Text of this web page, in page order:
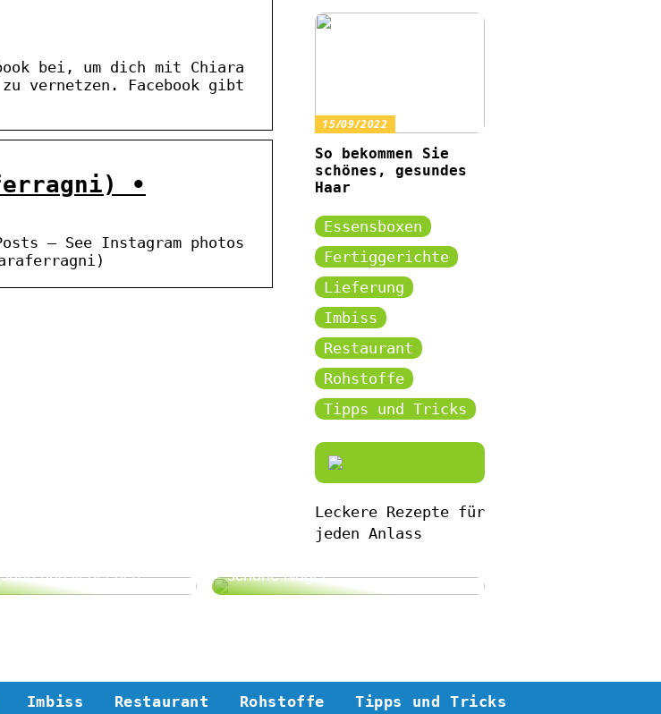
bei, um dich mit Chiara
vernetzen. Facebook gibt
•
– See Instagram photos
15/09/2022
So bekommen Sie
schönes, gesundes
Haar
Essensboxen
Fertiggerichte
Lieferung
Imbiss
Restaurant
Rohstoffe
Tipps und Tricks
Leckere Rezepte für
jeden Anlass
und liebt euch
schöne Nägel
Imbiss Restaurant Rohstoffe Tipps und Tricks